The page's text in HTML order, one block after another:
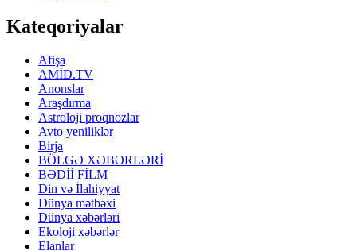
Kateqoriyalar
Afişa
AMİD.TV
Anonslar
Araşdırma
Astroloji proqnozlar
Avto yeniliklər
Birja
BÖLGƏ XƏBƏRLƏRİ
BƏDİİ FİLM
Din və İlahiyyat
Dünya mətbəxi
Dünya xəbərləri
Ekoloji xəbərlər
Elanlar